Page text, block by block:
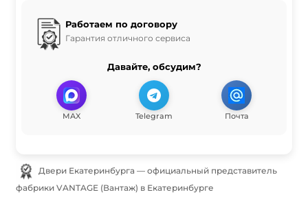
Работаем по договору
Гарантия отличного сервиса
Давайте, обсудим?
MAX Telegram Почта
фабрики VANTAGE (Вантаж) в Екатеринбурге